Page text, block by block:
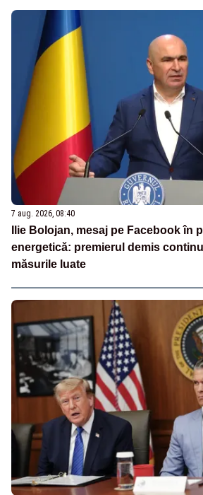
7 aug. 2026, 08:40
Ilie Bolojan, mesaj pe Facebook în
energetică: premierul demis
măsurile luate